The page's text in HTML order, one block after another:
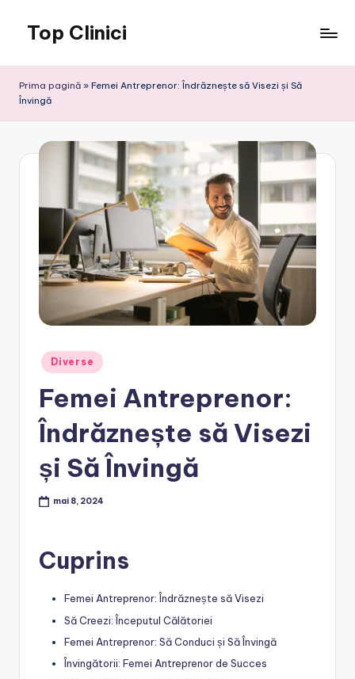
content
Top Clinici
Prima pagină » Femei Antreprenor: Îndrăznește să Visezi și Să
Învingă
Posted
in
Diverse
Femei Antreprenor:
Îndrăznește să Visezi
și Să Învingă
mai 8, 2024
Cuprins
Femei Antreprenor: Îndrăznește să Visezi
Să Creezi: Începutul Călătoriei
Femei Antreprenor: Să Conduci și Să Învingă
Învingătorii: Femei Antreprenor de Succes